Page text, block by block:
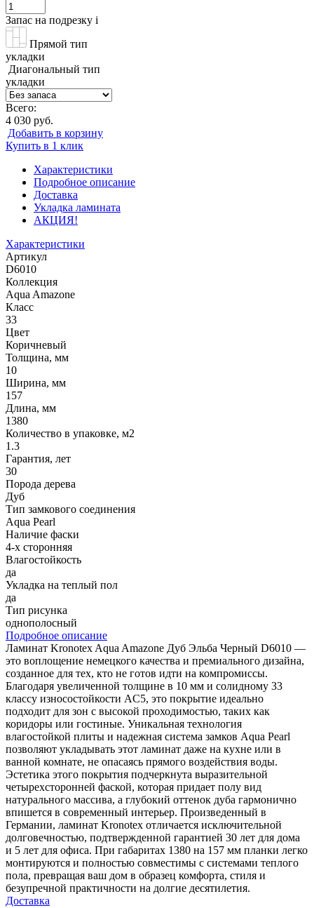
Запас на подрезку i
Прямой тип
укладки
Диагональный тип
укладки
Всего:
4 030 руб.
Добавить в корзину
Купить в 1 клик
Характеристики
Подробное описание
Доставка
Укладка ламината
АКЦИЯ!
Характеристики
Артикул
D6010
Коллекция
Aqua Amazone
Класс
33
Цвет
Коричневый
Толщина, мм
10
Ширина, мм
157
Длина, мм
1380
Количество в упаковке, м2
1.3
Гарантия, лет
30
Порода дерева
Дуб
Тип замкового соединения
Aqua Pearl
Наличие фаски
4-х сторонняя
Влагостойкость
да
Укладка на теплый пол
да
Тип рисунка
однополосный
Подробное описание
Ламинат Kronotex Aqua Amazone Дуб Эльба Черный D6010 —
это воплощение немецкого качества и премиального дизайна,
созданное для тех, кто не готов идти на компромиссы.
Благодаря увеличенной толщине в 10 мм и солидному 33
классу износостойкости AC5, это покрытие идеально
подходит для зон с высокой проходимостью, таких как
коридоры или гостиные. Уникальная технология
влагостойкой плиты и надежная система замков Aqua Pearl
позволяют укладывать этот ламинат даже на кухне или в
ванной комнате, не опасаясь прямого воздействия воды.
Эстетика этого покрытия подчеркнута выразительной
четырехсторонней фаской, которая придает полу вид
натурального массива, а глубокий оттенок дуба гармонично
впишется в современный интерьер. Произведенный в
Германии, ламинат Kronotex отличается исключительной
долговечностью, подтвержденной гарантией 30 лет для дома
и 5 лет для офиса. При габаритах 1380 на 157 мм планки легко
монтируются и полностью совместимы с системами теплого
пола, превращая ваш дом в образец комфорта, стиля и
безупречной практичности на долгие десятилетия.
Доставка